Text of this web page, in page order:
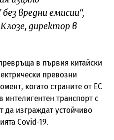
вредни емисии“,
директор в
в първия китайски
превозни
когато страните от ЕС
интелигентен транспорт с
да изграждат устойчиво
Covid-19.